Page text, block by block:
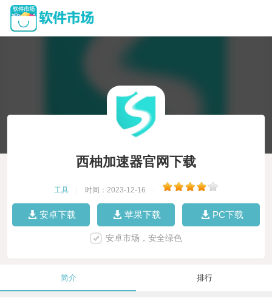
西柚加速器官网下载
工具 时间：2023-12-16
安卓下载 苹果下载 PC下载
安卓市场，安全绿色
简介 排行